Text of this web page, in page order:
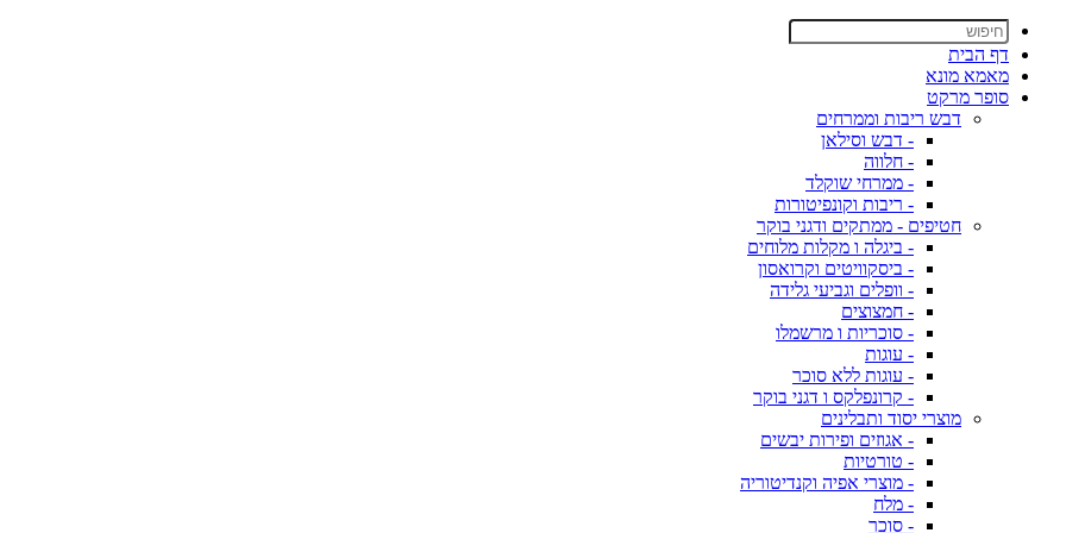
דף הבית
מאמא מונא
סופר מרקט
דבש ריבות וממרחים
- דבש וסילאן
- חלווה
- ממרחי שוקלד
- ריבות וקונפיטורות
חטיפים - ממתקים ודגני בוקר
- ביגלה ו מקלות מלוחים
- ביסקוויטים וקרואסון
- וופלים וגביעי גלידה
- חמצוצים
- סוכריות ו מרשמלו
- עוגות
- עוגות ללא סוכר
- קרונפלקס ו דגני בוקר
מוצרי יסוד ותבלינים
- אגוזים ופירות יבשים
- טורטיות
- מוצרי אפיה וקנדיטוריה
- מלח
- סוכר